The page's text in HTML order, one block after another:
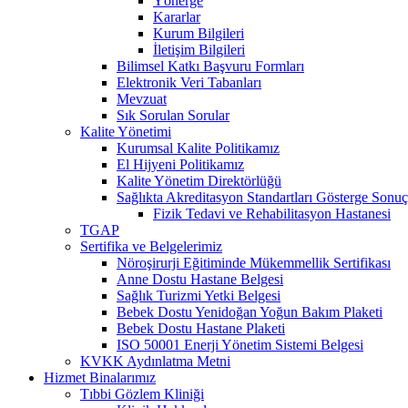
Kararlar
Kurum Bilgileri
İletişim Bilgileri
Bilimsel Katkı Başvuru Formları
Elektronik Veri Tabanları
Mevzuat
Sık Sorulan Sorular
Kalite Yönetimi
Kurumsal Kalite Politikamız
El Hijyeni Politikamız
Kalite Yönetim Direktörlüğü
Sağlıkta Akreditasyon Standartları Gösterge
Fizik Tedavi ve Rehabilitasyon Hastanesi
TGAP
Sertifika ve Belgelerimiz
Nöroşirurji Eğitiminde Mükemmellik Sertifikası
Anne Dostu Hastane Belgesi
Sağlık Turizmi Yetki Belgesi
Bebek Dostu Yenidoğan Yoğun Bakım Plaketi
Bebek Dostu Hastane Plaketi
ISO 50001 Enerji Yönetim Sistemi Belgesi
KVKK Aydınlatma Metni
Hizmet Binalarımız
Tıbbi Gözlem Kliniği